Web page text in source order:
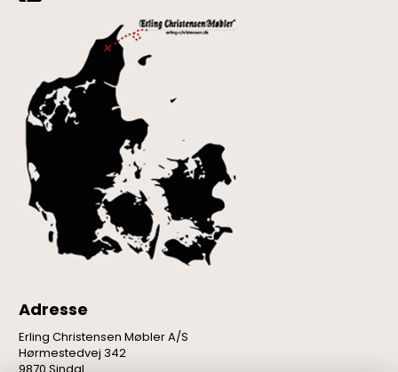
Adresse
Erling Christensen Møbler A/S
Hørmestedvej 342
9870 Sindal